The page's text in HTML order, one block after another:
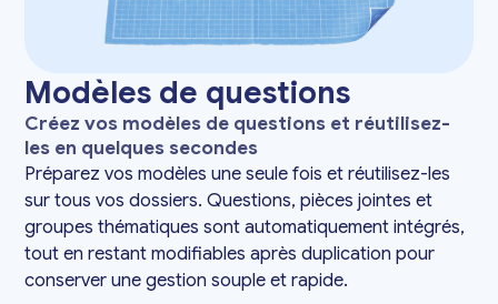
Modèles de questions
Créez vos modèles de questions et réutilisez-
les en quelques secondes
Préparez vos modèles une seule fois et réutilisez-les
sur tous vos dossiers. Questions, pièces jointes et
groupes thématiques sont automatiquement intégrés,
tout en restant modifiables après duplication pour
conserver une gestion souple et rapide.